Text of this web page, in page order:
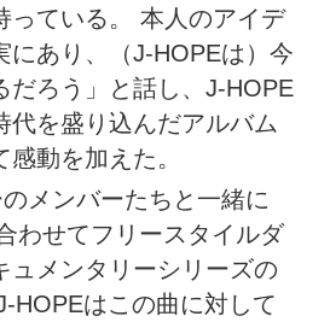
っている。 本人のアイデ
にあり、（J-HOPEは）今
だろう」と話し、J-HOPE
代を盛り込んだアルバム
動を加えた。
メンバーたちと一緒に
わせてフリースタイルダ
ュメンタリーシリーズの
HOPEはこの曲に対して